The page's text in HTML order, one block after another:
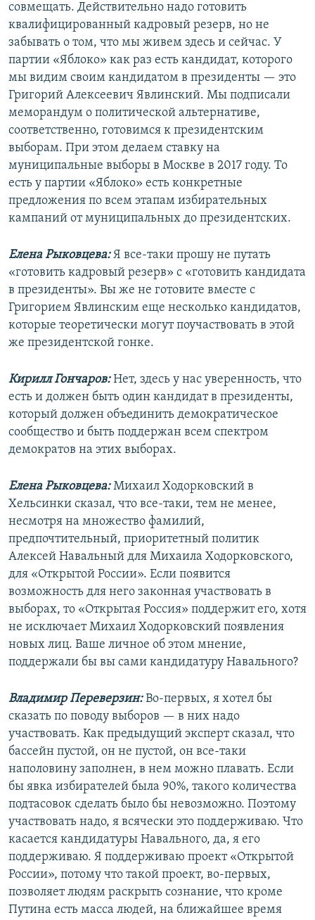
совмещать. Действительно надо готовить
квалифицированный кадровый резерв, но не
забывать о том, что мы живем здесь и сейчас. У
партии «Яблоко» как раз есть кандидат, которого
мы видим своим кандидатом в президенты — это
Григорий Алексеевич Явлинский. Мы подписали
меморандум о политической альтернативе,
соответственно, готовимся к президентским
выборам. При этом делаем ставку на
муниципальные выборы в Москве в 2017 году. То
есть у партии «Яблоко» есть конкретные
предложения по всем этапам избирательных
кампаний от муниципальных до президентских.
Елена Рыковцева:Я все-таки прошу не путать
«готовить кадровый резерв» с «готовить кандидата
в президенты». Вы же не готовите вместе с
Григорием Явлинским еще несколько кандидатов,
которые теоретически могут поучаствовать в этой
же президентской гонке.
Кирилл Гончаров:Нет, здесь у нас уверенность, что
есть и должен быть один кандидат в президенты,
который должен объединить демократическое
сообщество и быть поддержан всем спектром
демократов на этих выборах.
Елена Рыковцева:Михаил Ходорковский в
Хельсинки сказал, что все-таки, тем не менее,
несмотря на множество фамилий,
предпочтительный, приоритетный политик
Алексей Навальный для Михаила Ходорковского,
для «Открытой России». Если появится
возможность для него законная участвовать в
выборах, то «Открытая Россия» поддержит его, хотя
не исключает Михаил Ходорковский появления
новых лиц. Ваше личное об этом мнение,
поддержали бы вы сами кандидатуру Навального?
Владимир Переверзин:Во-первых, я хотел бы
сказать по поводу выборов — в них надо
участвовать. Как предыдущий эксперт сказал, что
бассейн пустой, он не пустой, он все-таки
наполовину заполнен, в нем можно плавать. Если
бы явка избирателей была 90%, такого количества
подтасовок сделать было бы невозможно. Поэтому
участвовать надо, я всячески это поддерживаю. Что
касается кандидатуры Навального, да, я его
поддерживаю. Я поддерживаю проект «Открытой
России», потому что такой проект, во-первых,
позволяет людям раскрыть сознание, что кроме
Путина есть масса людей, на ближайшее время